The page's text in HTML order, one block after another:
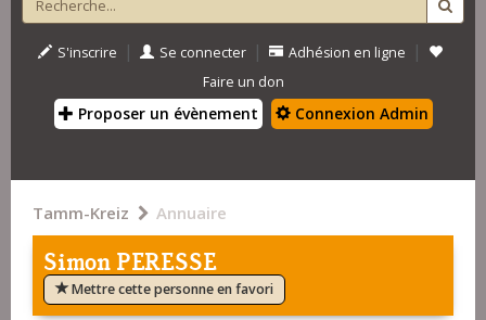
S'inscrire | Se connecter | Adhésion en ligne |
Faire un don
Proposer un évènement Connexion Admin
Tamm-Kreiz Annuaire
Simon PERESSE
Mettre cette personne en favori